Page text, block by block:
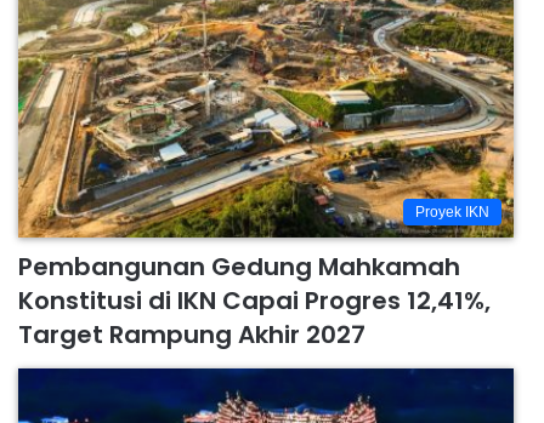
Proyek IKN
Pembangunan Gedung Mahkamah
Konstitusi di IKN Capai Progres 12,41%,
Target Rampung Akhir 2027